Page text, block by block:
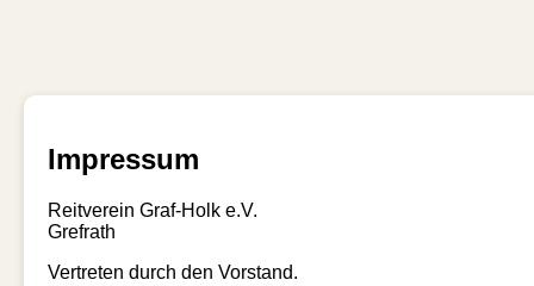
Impressum
Reitverein Graf-Holk e.V.
Grefrath
Vertreten durch den Vorstand.